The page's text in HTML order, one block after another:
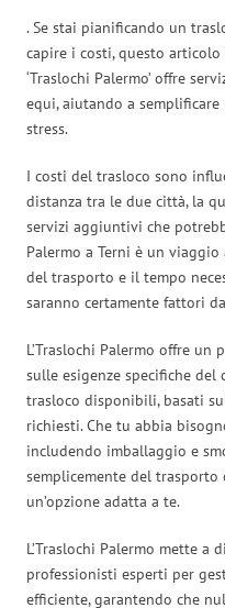
. Se stai pianificando un
capire i costi, questo articolo
‘Traslochi Palermo’ offre
equi, aiutando a
stress.
I costi del trasloco sono
distanza tra le due città, la
servizi aggiuntivi che
Palermo a Terni è un
del trasporto e il tempo
saranno certamente fattori
L’Traslochi Palermo offre un
sulle esigenze specifiche
trasloco disponibili, basati
richiesti. Che tu abbia
includendo imballaggio e
semplicemente del trasporto
un’opzione adatta a te.
L’Traslochi Palermo mette
professionisti esperti per
efficiente, garantendo che